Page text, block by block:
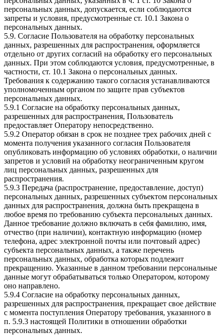
персональных данных, допускается, если соблюдаются
запреты и условия, предусмотренные ст. 10.1 Закона о
персональных данных.
5.9. Согласие Пользователя на обработку персональных
данных, разрешенных для распространения, оформляется
отдельно от других согласий на обработку его персональных
данных. При этом соблюдаются условия, предусмотренные, в
частности, ст. 10.1 Закона о персональных данных.
Требования к содержанию такого согласия устанавливаются
уполномоченным органом по защите прав субъектов
персональных данных.
5.9.1 Согласие на обработку персональных данных,
разрешенных для распространения, Пользователь
предоставляет Оператору непосредственно.
5.9.2 Оператор обязан в срок не позднее трех рабочих дней с
момента получения указанного согласия Пользователя
опубликовать информацию об условиях обработки, о наличии
запретов и условий на обработку неограниченным кругом
лиц персональных данных, разрешенных для
распространения.
5.9.3 Передача (распространение, предоставление, доступ)
персональных данных, разрешенных субъектом персональных
данных для распространения, должна быть прекращена в
любое время по требованию субъекта персональных данных.
Данное требование должно включать в себя фамилию, имя,
отчество (при наличии), контактную информацию (номер
телефона, адрес электронной почты или почтовый адрес)
субъекта персональных данных, а также перечень
персональных данных, обработка которых подлежит
прекращению. Указанные в данном требовании персональные
данные могут обрабатываться только Оператором, которому
оно направлено.
5.9.4 Согласие на обработку персональных данных,
разрешенных для распространения, прекращает свое действие
с момента поступления Оператору требования, указанного в
п. 5.9.3 настоящей Политики в отношении обработки
персональных данных.